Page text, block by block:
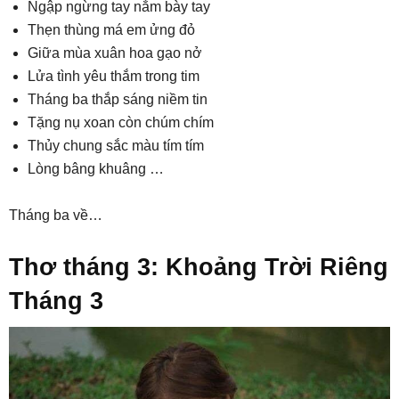
Ngập ngừng tay nắm bày tay
Thẹn thùng má em ửng đỏ
Giữa mùa xuân hoa gạo nở
Lửa tình yêu thắm trong tim
Tháng ba thắp sáng niềm tin
Tặng nụ xoan còn chúm chím
Thủy chung sắc màu tím tím
Lòng bâng khuâng …
Tháng ba về…
Thơ tháng 3: Khoảng Trời Riêng
Tháng 3